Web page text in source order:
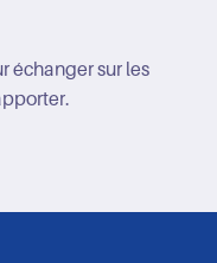
échanger sur les